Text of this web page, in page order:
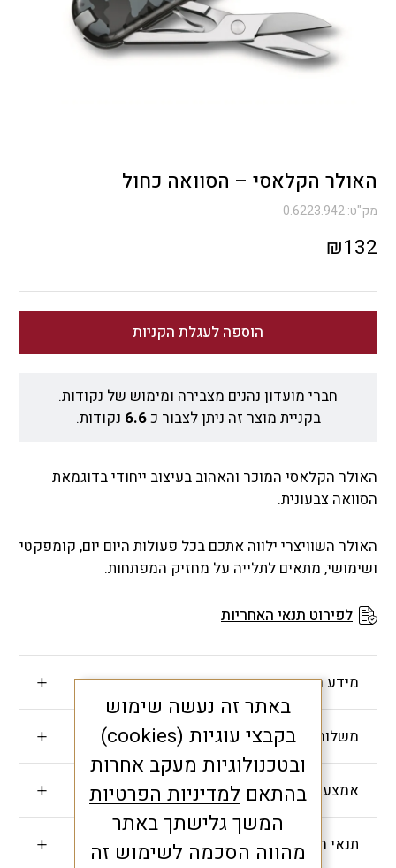
האולר הקלאסי – הסוואה כחול
מק"ט:0.6223.942
₪132
הוספה לעגלת הקניות
חברי מועדון נהנים מצבירה ומימוש של נקודות.
בקניית מוצר זה ניתן לצבור כ6.6 נקודות.
האולר הקלאסי המוכר והאהוב בעיצוב ייחודי בדוגמאת
הסוואה צבעונית.
האולר השוויצרי ילווה אתכם בכל פעולות היום יום, קומפקטי
ושימושי, מתאים לתלייה על מחזיק המפתחות.
לפירוט תנאי האחריות
מידע חשוב
משלוחים והחזרות
אמצעי תשלום
תנאי האחריות
באתר זה נעשה שימוש
בקבצי עוגיות (cookies)
ובטכנולוגיות מעקב אחרות
בהתאם למדיניות הפרטיות
המשך גלישתך באתר
מהווה הסכמה לשימוש זה